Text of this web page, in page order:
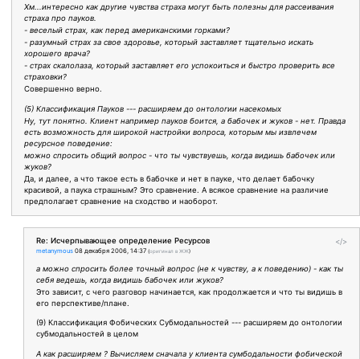
Хм...интересно как другие чувства страха могут быть полезны для рассеивания
страха про пауков.
- веселый страх, как перед американскими горками?
- разумный страх за свое здоровье, который заставляет тщательно искать
хорошего врача?
- страх скалолаза, который заставляет его успокоиться и быстро проверить все
страховки?
Совершенно верно.
(5) Классификация Пауков --- расширяем до онтологии насекомых
Ну, тут понятно. Клиент например пауков боится, а бабочек и жуков - нет. Правда
есть возможность для широкой настройки вопроса, которым мы извлечем
ресурсное поведение:
можно спросить общий вопрос - что ты чувствуешь, когда видишь бабочек или
жуков?
Да, и далее, а что такое есть в бабочке и нет в пауке, что делает бабочку
красивой, а паука страшным? Это сравнение. А всякое сравнение на различие
предполагает сравнение на сходство и наоборот.
</>
Re: Исчерпывающее определение Ресурсов
metanymous 08 декабря 2006, 14:37 (оригинал в ЖЖ)
а можно спросить более точный вопрос (не к чувству, а к поведению) - как ты
себя ведешь, когда видишь бабочек или жуков?
Это зависит, с чего разговор начинается, как продолжается и что ты видишь в
его перспективе/плане.
(9) Классификация Фобических Субмодальностей --- расширяем до онтологии
субмодальностей в целом
А как расширяем ? Вычисляем сначала у клиента сумбодальности фобической